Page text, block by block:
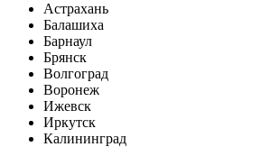
Астрахань
Балашиха
Барнаул
Брянск
Волгоград
Воронеж
Ижевск
Иркутск
Калининград